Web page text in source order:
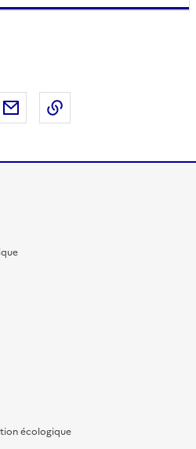
X sur LinkedIn
Partager par email
écologique